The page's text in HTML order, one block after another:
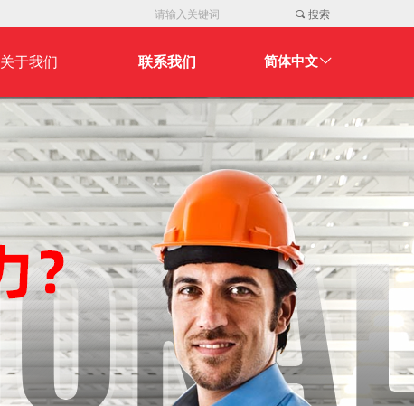
关于我们
关于我们
联系我们
联系我们
ꀅ
简体中文
끠 搜索